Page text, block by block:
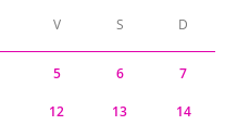
V S D
5 6 7
12 13 14